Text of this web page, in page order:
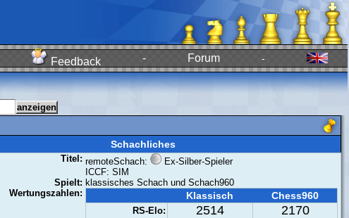
Feedback - Forum -
Schachliches
Titel: remoteSchach:
Ex-Silber-Spieler
ICCF: SIM
Spielt: klassisches Schach und Schach960
Wertungszahlen:
Klassisch Chess960
RS-Elo: 2514 2170